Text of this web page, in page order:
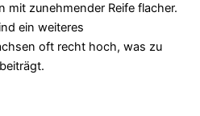
zunehmender Reife flacher.
ein weiteres
oft recht hoch, was zu